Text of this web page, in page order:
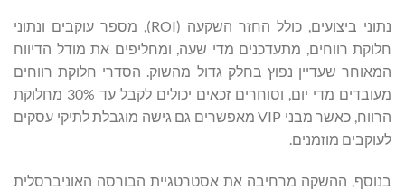
נתוני ביצועים, כולל החזר השקעה (ROI), מספר עוקבים ונתוני
חלוקת רווחים, מתעדכנים מדי שעה, ומחליפים את מודל הדיווח
המאוחר שעדיין נפוץ בחלק גדול מהשוק. הסדרי חלוקת רווחים
מעובדים מדי יום, וסוחרים זכאים יכולים לקבל עד 30% מחלוקת
הרווח, כאשר מבני VIP מאפשרים גם גישה מוגבלת לתיקי עסקים
לעוקבים מוזמנים.
בנוסף, ההשקה מרחיבה את אסטרטגיית הבורסה האוניברסלית